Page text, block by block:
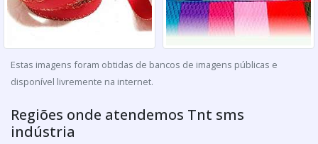
Estas imagens foram obtidas de bancos de imagens públicas e
disponível livremente na internet.
Regiões onde atendemos Tnt sms
indústria